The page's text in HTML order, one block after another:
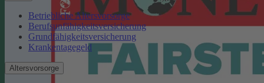
Betriebliche Altersvorsorge
Berufsunfähigkeitsversicherung
Grundfähigkeitsversicherung
Krankentagegeld
Altersvorsorge